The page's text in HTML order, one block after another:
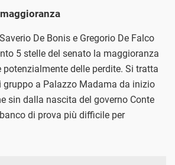
De Bonis e Gregorio De Falco
5 stelle del senato la maggioranza
potenzialmente delle perdite. Si tratta
a Palazzo Madama da inizio
sin dalla nascita del governo Conte
di prova più difficile per